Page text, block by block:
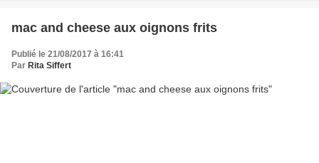
mac and cheese aux oignons frits
Publié le 21/08/2017 à 16:41
Par Rita Siffert